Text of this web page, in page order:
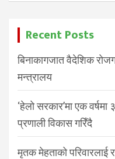
Recent Posts
बिनाकागजात वैदेशिक
मन्त्रालय
‘हेलो सरकार’मा एक
प्रणाली विकास गरिँदै
मृतक मेहताको परिवारलाई